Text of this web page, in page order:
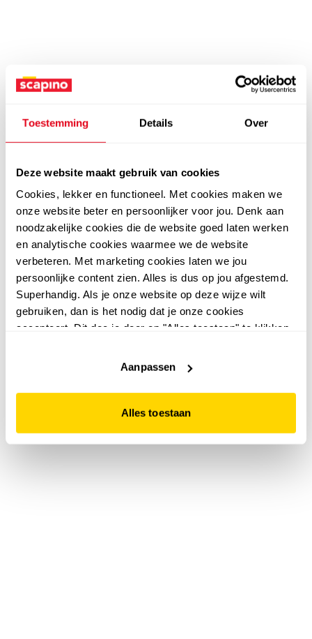
Toestemming Details Over
Deze website maakt gebruik van cookies
Cookies, lekker en functioneel. Met cookies maken we
onze website beter en persoonlijker voor jou. Denk aan
noodzakelijke cookies die de website goed laten werken
en analytische cookies waarmee we de website
verbeteren. Met marketing cookies laten we jou
persoonlijke content zien. Alles is dus op jou afgestemd.
Superhandig. Als je onze website op deze wijze wilt
gebruiken, dan is het nodig dat je onze cookies
accepteert. Dit doe je door op "Alles toestaan" te klikken.
website niet optimaal functioneert.
Aanpassen
Alles toestaan